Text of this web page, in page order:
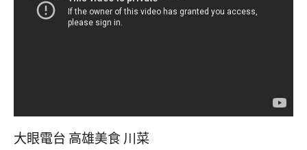
大眼電台 高雄美食 川菜